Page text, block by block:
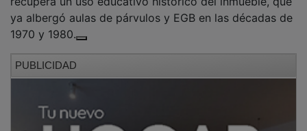
ya albergó aulas de párvulos y EGB en las décadas de
1970 y 1980.
La futura escuela contará con 28 nuevas plazas
escolares: un aula para bebés de 0 a 1 año con 8
plazas, y otra aula mixta para menores de 1 a 3 años